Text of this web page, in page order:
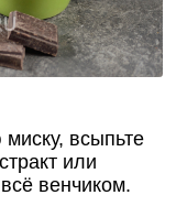
всыпьте
или
венчиком.